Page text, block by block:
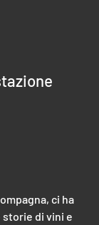
ci ha
di vini e